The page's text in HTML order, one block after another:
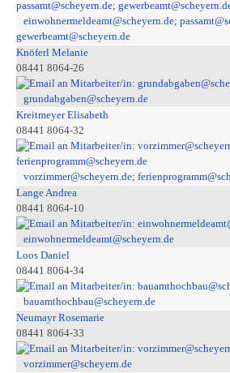
einwohnermeldeamt@scheyern.de;
gewerbeamt@scheyern.de
Knöferl Melanie
08441 8064-26
grundabgaben@scheyern.de
Kreitmeyer Elisabeth
08441 8064-32
vorzimmer@scheyern.de;
Lange Andrea
08441 8064-10
einwohnermeldeamt@scheyern.de
Loos Daniel
08441 8064-34
bauamthochbau@scheyern.de
Neumayr Rosemarie
08441 8064-33
vorzimmer@scheyern.de